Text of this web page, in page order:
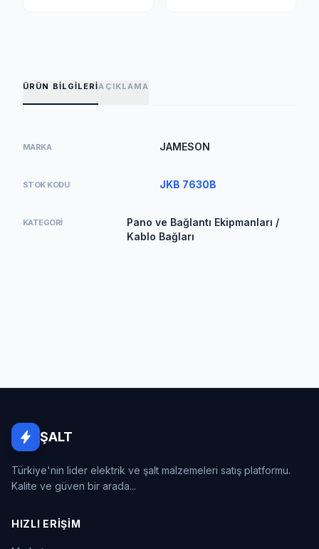
ÜRÜN BILGILERIAÇIKLAMA
MARKA JAMESON
STOK KODU JKB 7630B
KATEGORI
Pano ve Bağlantı Ekipmanları /
Kablo Bağları
ŞALT
Türkiye'nin lider elektrik ve şalt malzemeleri satış platformu.
Kalite ve güven bir arada...
HIZLI ERIŞIM